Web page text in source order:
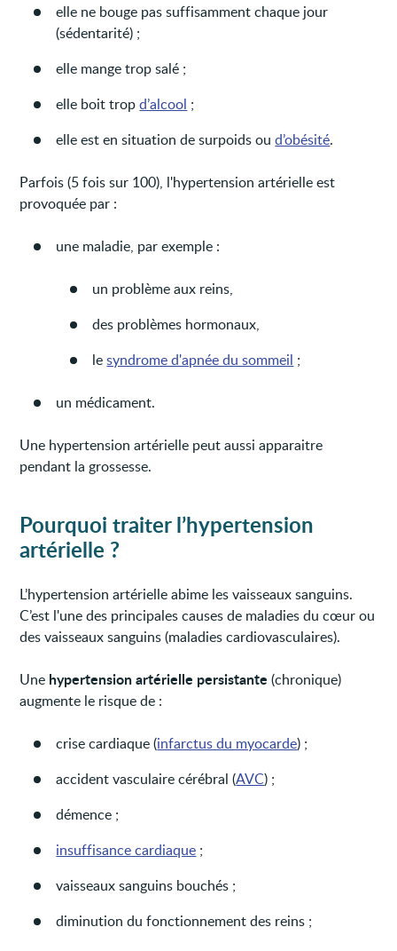
elle ne bouge pas suffisamment chaque jour
(sédentarité) ;
elle mange trop salé ;
elle boit tropd’alcool ;
elle est en situation de surpoids oud’obésité.
Parfois (5 fois sur 100), l'hypertension artérielle est
provoquée par :
une maladie, par exemple :
un problème aux reins,
des problèmes hormonaux,
lesyndrome d'apnée du sommeil ;
un médicament.
Une hypertension artérielle peut aussi apparaitre
pendant la grossesse.
Pourquoi traiter l’hypertension
artérielle ?
L’hypertension artérielle abime les vaisseaux sanguins.
C’est l'une des principales causes de maladies du cœur ou
des vaisseaux sanguins (maladies cardiovasculaires).
Une hypertension artérielle persistante (chronique)
augmente le risque de :
crise cardiaque (infarctus du myocarde) ;
accident vasculaire cérébral (AVC) ;
démence ;
insuffisance cardiaque ;
vaisseaux sanguins bouchés ;
diminution du fonctionnement des reins ;